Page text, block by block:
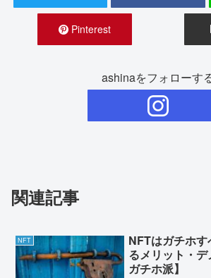
Pinterest
ashinaをフォローす
関連記事
NFT
NFTはガチホ
るメリット・
ガチホ派】